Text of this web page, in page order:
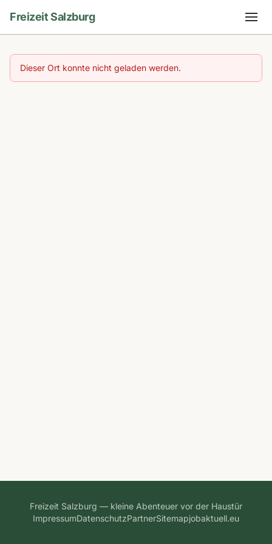
Freizeit Salzburg
Dieser Ort konnte nicht geladen werden.
Freizeit Salzburg — kleine Abenteuer vor der Haustür
ImpressumDatenschutzPartnerSitemapjobaktuell.eu